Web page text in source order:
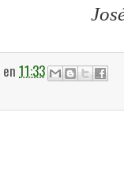
en 11:33